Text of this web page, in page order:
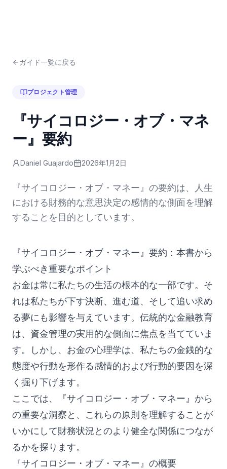
ガイド一覧に戻る
プロジェクト管理
『サイコロジー・オブ・マネ
ー』要約
Daniel Guajardo 2026年1月2日
『サイコロジー・オブ・マネー』の要約は、人生
における財務的な意思決定の感情的な側面を理解
することを目的としています。
『サイコロジー・オブ・マネー』要約：本書から
学ぶべき重要なポイント
お金は常に私たちの生活の根本的な一部です。そ
れは私たちが下す決断、進む道、そして追い求め
る夢にも影響を与えています。伝統的な金融教育
は、資金管理の実用的な側面に焦点を当てていま
す。しかし、お金の心理学は、私たちの金銭的な
態度や行動を形作る感情的および行動的要因を深
く掘り下げます。
ここでは、『サイコロジー・オブ・マネー』から
の重要な洞察と、これらの原則を理解することが
いかにして財務状況とのより健全な関係につなが
るかを探ります。
『サイコロジー・オブ・マネー』の概要